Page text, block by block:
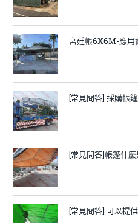
宮廷帳6X6M-應用
[常見問答] 採購帳
[常見問答]帳篷什
[常見問答] 可以提